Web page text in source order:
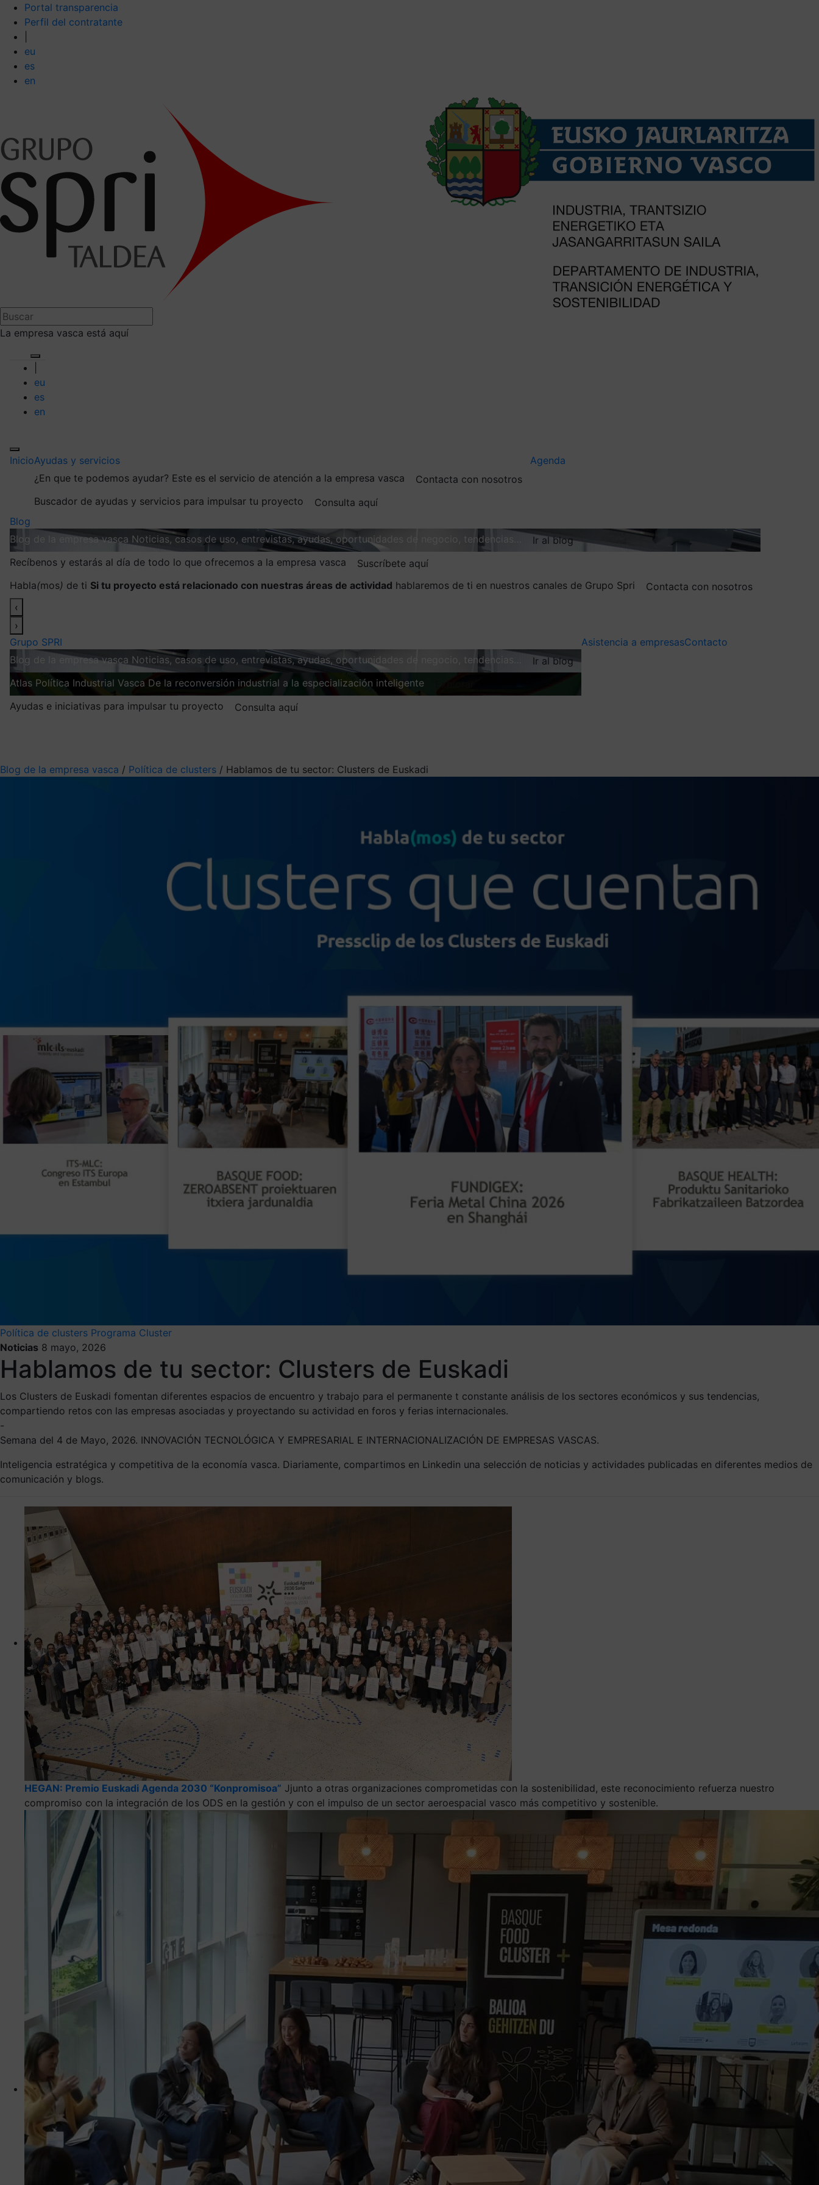
Portal transparencia
Perfil del contratante
eu
es
en
La empresa vasca está aquí
eu
es
en
InicioAyudas y servicios
¿En que te podemos ayudar? Este es el servicio de atención a la empresa vasca
Contacta con nosotros
Buscador de ayudas y servicios para impulsar tu proyecto
Consulta aquí
Agenda
Blog
Blog de la empresa vasca Noticias, casos de uso, entrevistas, ayudas, oportunidades de negocio, tendencias…
Ir al blog
Recíbenos y estarás al día de todo lo que ofrecemos a la empresa vasca
Suscríbete aquí
Habla(mos) de ti Si tu proyecto está relacionado con nuestras áreas de actividad hablaremos de ti en nuestros canales de Grupo Spri
Contacta con nosotros
‹
›
Grupo SPRI
Blog de la empresa vasca Noticias, casos de uso, entrevistas, ayudas, oportunidades de negocio, tendencias…
Ir al blog
Atlas Política Industrial Vasca De la reconversión industrial a la especialización inteligente
Ayudas e iniciativas para impulsar tu proyecto
Consulta aquí
Asistencia a empresasContacto
Blog de la empresa vasca / Política de clusters / Hablamos de tu sector: Clusters de Euskadi
Política de clusters Programa Cluster
Noticias 8 mayo, 2026
Hablamos de tu sector: Clusters de Euskadi
Los Clusters de Euskadi fomentan diferentes espacios de encuentro y trabajo para el permanente t constante análisis de los sectores económicos y sus tendencias,
compartiendo retos con las empresas asociadas y proyectando su actividad en foros y ferias internacionales.
-
Semana del 4 de Mayo, 2026. INNOVACIÓN TECNOLÓGICA Y EMPRESARIAL E INTERNACIONALIZACIÓN DE EMPRESAS VASCAS.
Inteligencia estratégica y competitiva de la economía vasca. Diariamente, compartimos en Linkedin una selección de noticias y actividades publicadas en diferentes medios de
comunicación y blogs.
HEGAN: Premio Euskadi Agenda 2030 “Konpromisoa” Jjunto a otras organizaciones comprometidas con la sostenibilidad, este reconocimiento refuerza nuestro
compromiso con la integración de los ODS en la gestión y con el impulso de un sector aeroespacial vasco más competitivo y sostenible.